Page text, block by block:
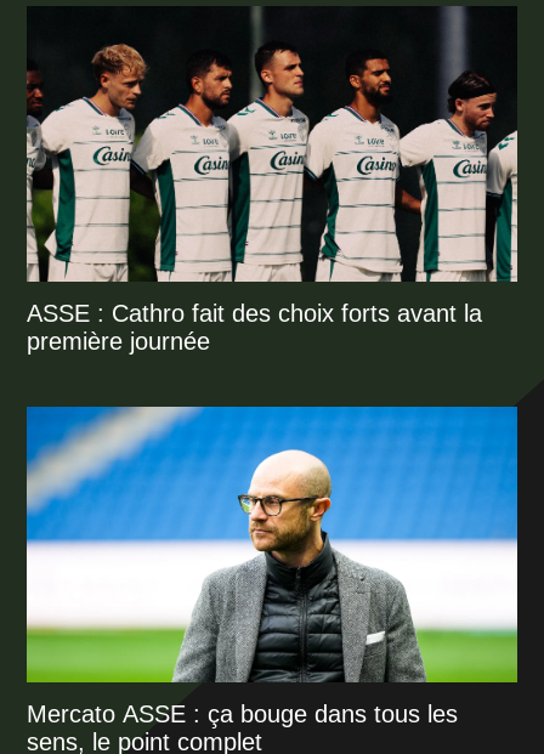
ASSE : Cathro fait des choix forts avant la
première journée
Mercato ASSE : ça bouge dans tous les
sens, le point complet